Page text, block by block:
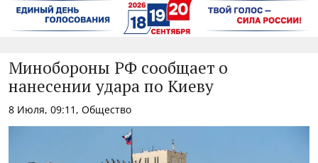
Минобороны РФ сообщает о
нанесении удара по Киеву
8 Июля, 09:11, Общество